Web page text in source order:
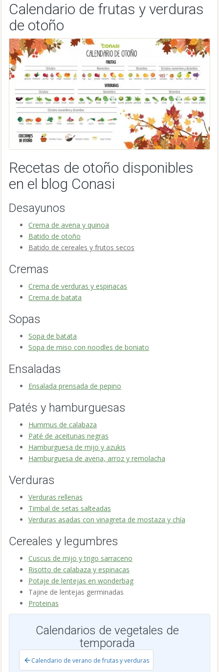
Calendario de frutas y verduras
de otoño
Recetas de otoño disponibles
en el blog Conasi
Desayunos
Crema de avena y quinoa
Batido de otoño
Batido de cereales y frutos secos
Cremas
Crema de verduras y espinacas
Crema de batata
Sopas
Sopa de batata
Sopa de miso con noodles de boniato
Ensaladas
Ensalada prensada de pepino
Patés y hamburguesas
Hummus de calabaza
Paté de aceitunas negras
Hamburguesa de mijo y azukis
Hamburguesa de avena, arroz y remolacha
Verduras
Verduras rellenas
Timbal de setas salteadas
Verduras asadas con vinagreta de mostaza y chía
Cereales y legumbres
Cuscus de mijo y trigo sarraceno
Risotto de calabaza y espinacas
Potaje de lentejas en wonderbag
Tajine de lentejas germinadas
Proteinas
Calendarios de vegetales de
temporada
Calendario de verano de frutas y verduras